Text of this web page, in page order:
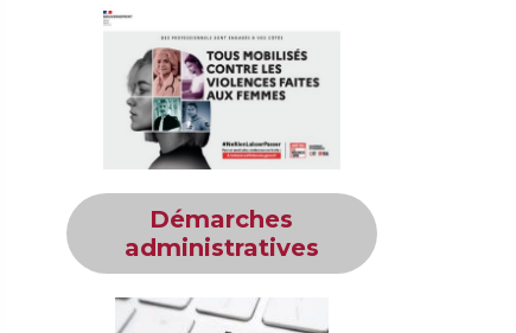
Démarches
administratives